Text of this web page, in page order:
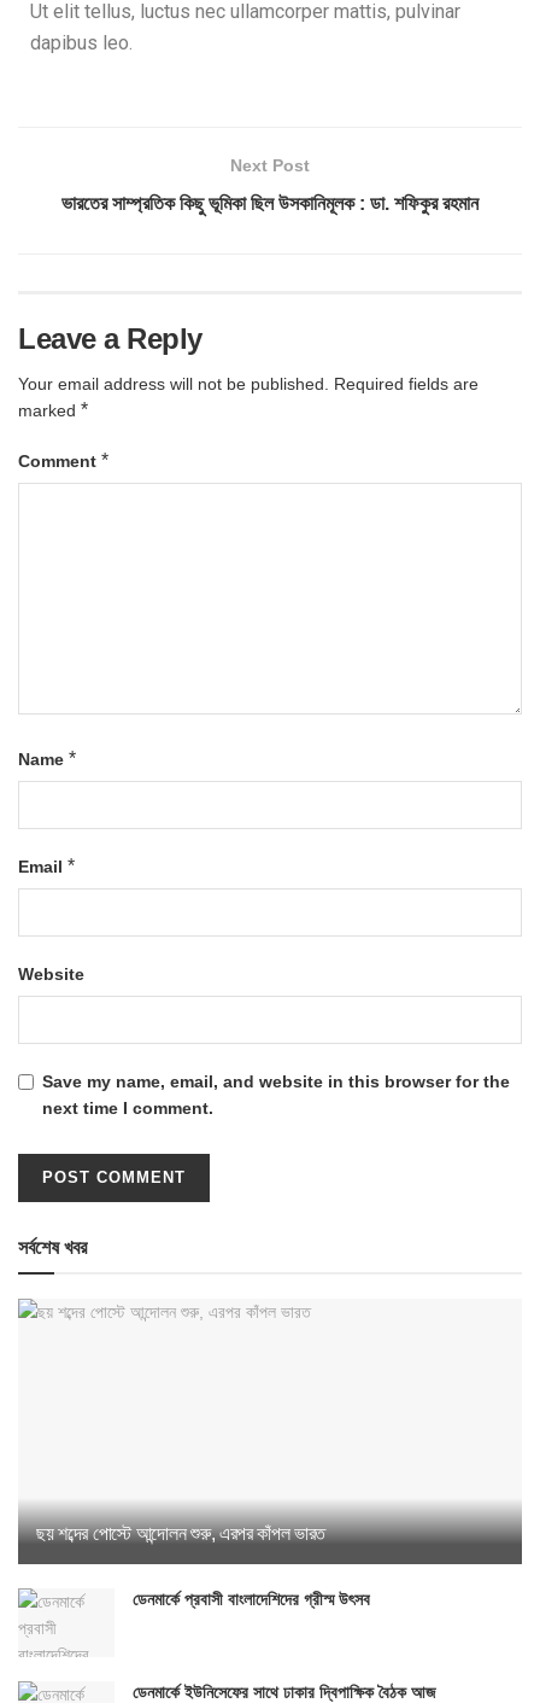
Ut elit tellus, luctus nec ullamcorper mattis, pulvinar
dapibus leo.
Next Post
ভারতের সাম্প্রতিক কিছু ভূমিকা ছিল উসকানিমূলক : ডা. শফিকুর রহমান
Leave a Reply
Your email address will not be published.
Required fields are
marked *
Comment *
Name *
Email *
Website
Save my name, email, and website in this browser for the
next time I comment.
সর্বশেষ খবর
ছয় শব্দের পোস্টে আন্দোলন শুরু, এরপর কাঁপল ভারত
ডেনমার্কে প্রবাসী বাংলাদেশিদের গ্রীস্ম উৎসব
ডেনমার্কে ইউনিসেফের সাথে ঢাকার দ্বিপাক্ষিক বৈঠক আজ